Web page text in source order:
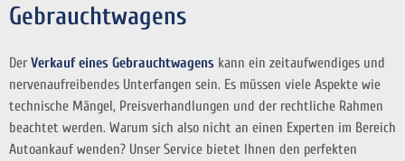
Gebrauchtwagens
DerVerkauf eines Gebrauchtwagens kann ein zeitaufwendiges und
nervenaufreibendes Unterfangen sein. Es müssen viele Aspekte wie
technische Mängel, Preisverhandlungen und der rechtliche Rahmen
beachtet werden. Warum sich also nicht an einen Experten im Bereich
Autoankauf wenden? Unser Service bietet Ihnen den perfekten